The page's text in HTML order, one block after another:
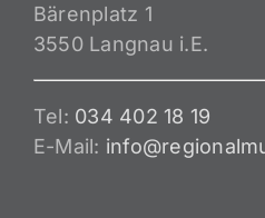
Bärenplatz 1
3550 Langnau i.E.
Tel: 034 402 18 19
E-Mail: